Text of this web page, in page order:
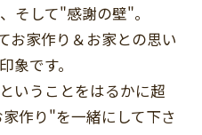
そして"感謝の壁"。
お家作り＆お家との思い
象です。
いうことをはるかに超
作り"を一緒にして下さ